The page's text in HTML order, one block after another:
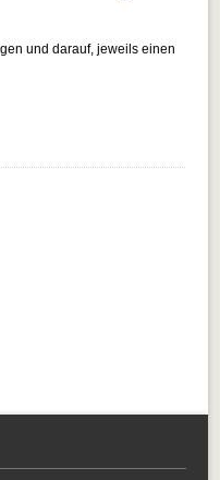
und darauf, jeweils einen